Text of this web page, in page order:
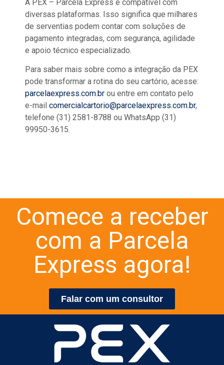
A PEX – Parcela Express é compatível com
diversas plataformas. Isso significa que milhares
de serventias podem contar com soluções de
pagamento integradas, com segurança, agilidade
e apoio técnico especializado.
Para saber mais sobre como a integração da PEX
pode transformar a rotina do seu cartório, acesse:
parcelaexpress.com.br ou entre em contato pelo
e-mail comercialcartorio@parcelaexpress.com.br,
telefone (31) 2581-8788 ou WhatsApp (31)
99950-3615.
Comece a receber
com a Parcela
Express agora!
Falar com um consultor